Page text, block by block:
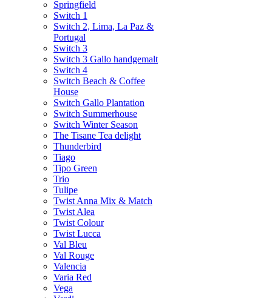
Springfield
Switch 1
Switch 2, Lima, La Paz &
Portugal
Switch 3
Switch 3 Gallo handgemalt
Switch 4
Switch Beach & Coffee
House
Switch Gallo Plantation
Switch Summerhouse
Switch Winter Season
The Tisane Tea delight
Thunderbird
Tiago
Tipo Green
Trio
Tulipe
Twist Anna Mix & Match
Twist Alea
Twist Colour
Twist Lucca
Val Bleu
Val Rouge
Valencia
Varia Red
Vega